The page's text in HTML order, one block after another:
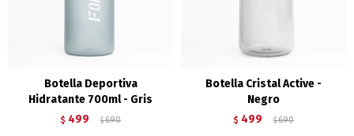
Botella Deportiva
Hidratante 700ml - Gris
$ 499 $ 690
Botella Cristal Active -
Negro
$ 499 $ 690